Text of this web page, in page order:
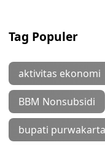
Tag Populer
aktivitas ekonomi
BBM Nonsubsidi
bupati purwakarta